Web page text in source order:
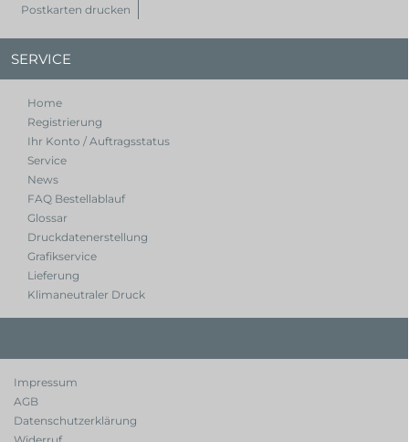
Postkarten drucken
SERVICE
Home
Registrierung
Ihr Konto / Auftragsstatus
Service
News
FAQ Bestellablauf
Glossar
Druckdatenerstellung
Grafikservice
Lieferung
Klimaneutraler Druck
Impressum
AGB
Datenschutzerklärung